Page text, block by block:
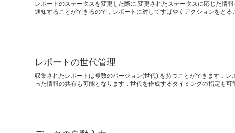
レポートのステータスを変更した際に,変更されたステータスに応じた情
通知することができるので，レポートに対してすばやくアクションをとる
レポートの世代管理
収集されたレポートは複数のバージョン(世代) を持つことができます．
った情報の共有も可能となります．世代を作成するタイミングの指定も可